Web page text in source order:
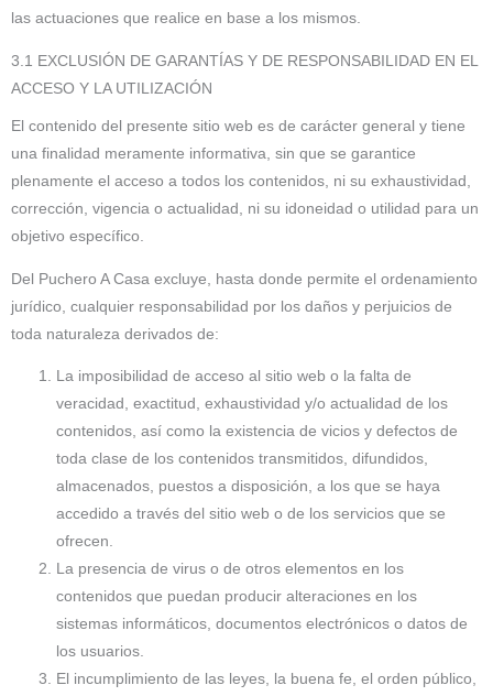
las actuaciones que realice en base a los mismos.
3.1 EXCLUSIÓN DE GARANTÍAS Y DE RESPONSABILIDAD EN EL
ACCESO Y LA UTILIZACIÓN
El contenido del presente sitio web es de carácter general y tiene
una finalidad meramente informativa, sin que se garantice
plenamente el acceso a todos los contenidos, ni su exhaustividad,
corrección, vigencia o actualidad, ni su idoneidad o utilidad para un
objetivo específico.
Del Puchero A Casa excluye, hasta donde permite el ordenamiento
jurídico, cualquier responsabilidad por los daños y perjuicios de
toda naturaleza derivados de:
La imposibilidad de acceso al sitio web o la falta de
veracidad, exactitud, exhaustividad y/o actualidad de los
contenidos, así como la existencia de vicios y defectos de
toda clase de los contenidos transmitidos, difundidos,
almacenados, puestos a disposición, a los que se haya
accedido a través del sitio web o de los servicios que se
ofrecen.
La presencia de virus o de otros elementos en los
contenidos que puedan producir alteraciones en los
sistemas informáticos, documentos electrónicos o datos de
los usuarios.
El incumplimiento de las leyes, la buena fe, el orden público,